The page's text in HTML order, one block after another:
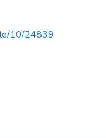
10/24839